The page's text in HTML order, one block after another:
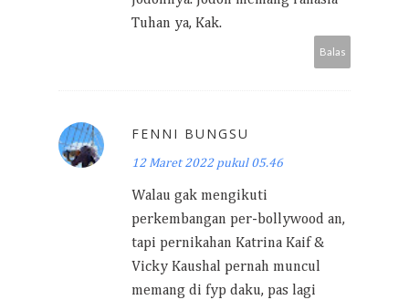
Tuhan ya, Kak.
Balas
FENNI BUNGSU
12 Maret 2022 pukul 05.46
Walau gak mengikuti
perkembangan per-bollywood an,
tapi pernikahan Katrina Kaif &
Vicky Kaushal pernah muncul
memang di fyp daku, pas lagi